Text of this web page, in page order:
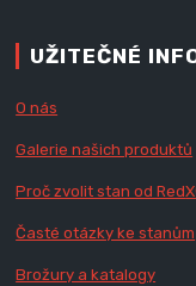
UŽITEČNÉ
O nás
Galerie našich produktů
Proč zvolit stan od RedX
Časté otázky ke stanům
Brožury a katalogy